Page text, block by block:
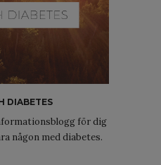
DIABETES
för dig
någon med diabetes.